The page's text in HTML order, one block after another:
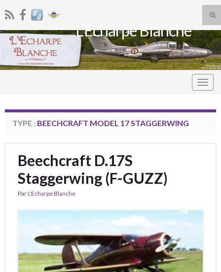
Search for:L’Echarpe Blanche
TYPE : BEECHCRAFT MODEL 17 STAGGERWING
Beechcraft D.17S
Staggerwing (F-GUZZ)
ParL'Echarpe Blanche